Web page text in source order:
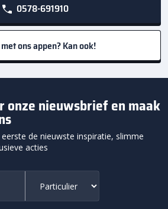
0578-691910
ons appen? Kan ook!
onze nieuwsbrief en maak
de nieuwste inspiratie, slimme
acties